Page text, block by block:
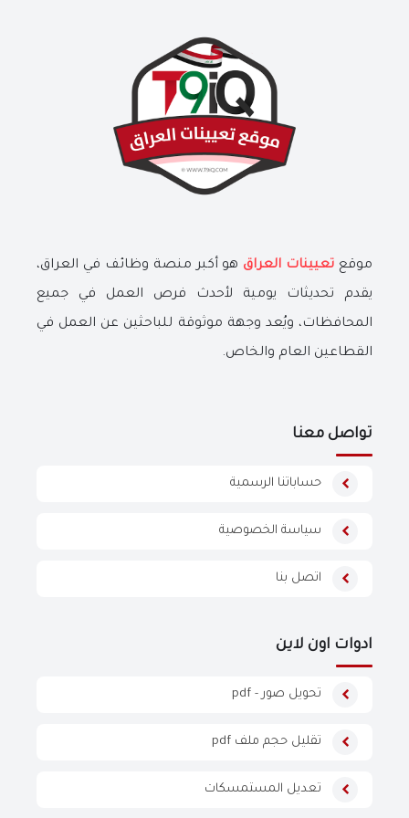
موقع تعيينات العراق هو أكبر منصة وظائف في العراق،
يقدم تحديثات يومية لأحدث فرص العمل في جميع
المحافظات، ويُعد وجهة موثوقة للباحثين عن العمل في
القطاعين العام والخاص.
تواصل معنا
حساباتنا الرسمية
سياسة الخصوصية
اتصل بنا
ادوات اون لاين
تحويل صور - pdf
تقليل حجم ملف pdf
تعديل المستمسكات